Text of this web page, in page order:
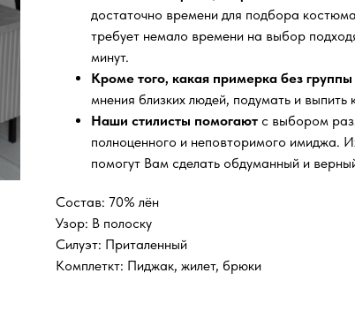
достаточно времени для подбора
требует немало времени на выбор
минут.
Кроме того, какая примерка без
мнения близких людей, подумать и
Наши стилисты помогают с выбором
полноценного и неповторимого имиджа.
помогут Вам сделать обдуманный и
Состав: 70% лён
Узор: В полоску
Силуэт: Приталенный
Комплеткт: Пиджак, жилет, брюки